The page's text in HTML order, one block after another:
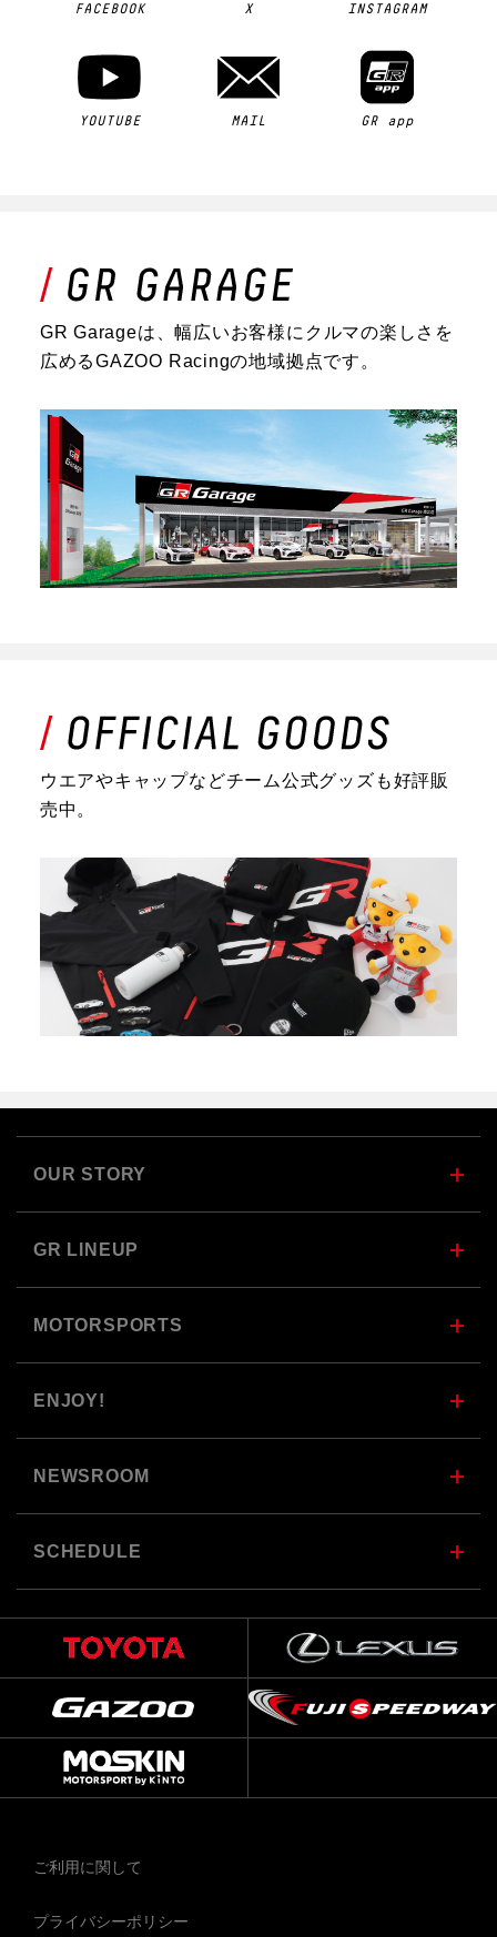
FACEBOOK X INSTAGRAM
YOUTUBE MAIL GR app
GR Garageは、幅広いお客様にクルマの楽しさを
広めるGAZOO Racingの地域拠点です。
ウエアやキャップなどチーム公式グッズも好評販
売中。
OUR STORY
GR LINEUP
MOTORSPORTS
ENJOY!
NEWSROOM
SCHEDULE
ご利用に関して
プライバシーポリシー